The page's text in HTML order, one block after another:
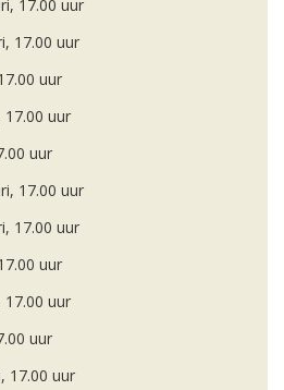
17.00 uur
17.00 uur
uur
uur
uur
17.00 uur
17.00 uur
uur
uur
uur
17.00 uur